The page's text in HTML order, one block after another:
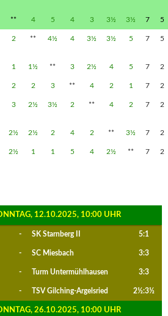
** 4 5 4 3 3½ 3½ 7 5
2 ** 4½ 4 3½ 3½ 5 7 5
1 1½ ** 3 2½ 4 5 7 2
2 2 3 ** 4 2 1 7 2
3 2½ 3½ 2 ** 4 2 7 2
2½ 2½ 2 4 2 ** 3½ 7 2
2½ 1 1 5 4 2½ ** 7 2
12.10.2025, 10:00 UHR
- SK Starnberg II 5:1
- SC Miesbach 3:3
- Turm Untermühlhausen 3:3
- TSV Gilching-Argelsried 2½:3½
26.10.2025, 10:00 UHR